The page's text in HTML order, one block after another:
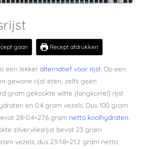
gaan Recept afdrukken
een lekkeralternatief voor rijst. Op een
gewone rijst eten, zelfs geen
gram gekookte witte (langkorrel) rijst
en 0.4 gram vezels. Dus 100 gram
28-0.4=27.6 gram netto koolhydraten.
zilvervliesrijst bevat 23 gram
vezels, dus 23-1.8=21.2 gram netto